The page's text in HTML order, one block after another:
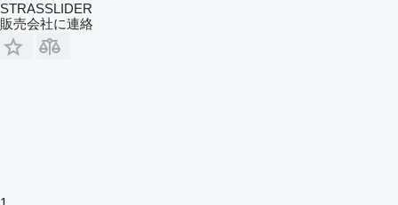
STRASSLIDER
販売会社に連絡